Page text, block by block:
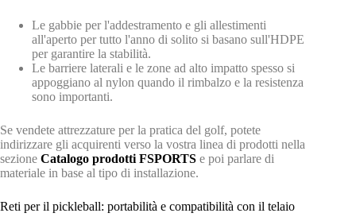
Le gabbie per l'addestramento e gli allestimenti
all'aperto per tutto l'anno di solito si basano sull'HDPE
per garantire la stabilità.
Le barriere laterali e le zone ad alto impatto spesso si
appoggiano al nylon quando il rimbalzo e la resistenza
sono importanti.
Se vendete attrezzature per la pratica del golf, potete
indirizzare gli acquirenti verso la vostra linea di prodotti nella
sezione Catalogo prodotti FSPORTS e poi parlare di
materiale in base al tipo di installazione.
Reti per il pickleball: portabilità e compatibilità con il telaio